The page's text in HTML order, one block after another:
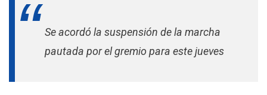
Colegio
Se acordó la suspensión de la marcha
pautada por el gremio para este jueves